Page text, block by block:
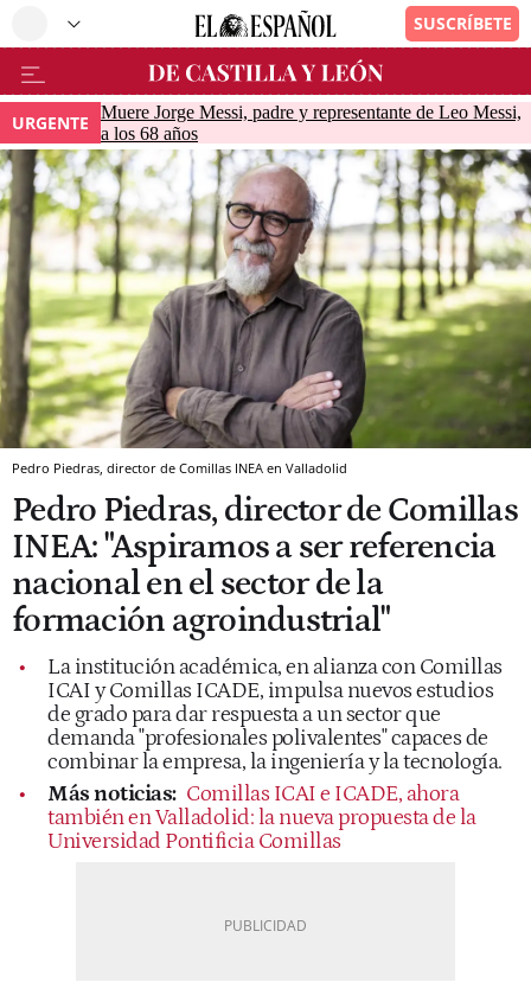
URGENTE
Muere Jorge Messi, padre y representante de Leo Messi,
a los 68 años
Pedro Piedras, director de Comillas INEA en Valladolid
Pedro Piedras, director de Comillas
INEA: "Aspiramos a ser referencia
nacional en el sector de la
formación agroindustrial"
La institución académica, en alianza con Comillas
ICAI y Comillas ICADE, impulsa nuevos estudios
de grado para dar respuesta a un sector que
demanda "profesionales polivalentes" capaces de
combinar la empresa, la ingeniería y la tecnología.
Más noticias: Comillas ICAI e ICADE, ahora
también en Valladolid: la nueva propuesta de la
Universidad Pontificia Comillas